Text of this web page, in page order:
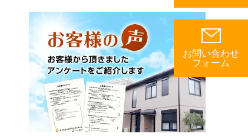
お問い合わせ
フォーム